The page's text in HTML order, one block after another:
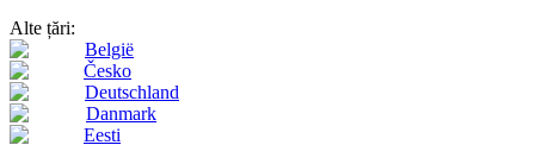
Alte țări:
België
Česko
Deutschland
Danmark
Eesti